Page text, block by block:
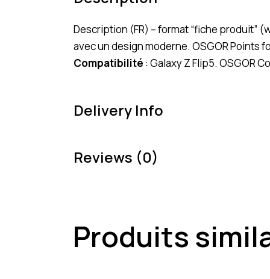
Description (FR) – format “fiche produit”
avec un design moderne. OSGOR Points
Compatibilité : Galaxy Z Flip5. OSGOR
Delivery Info
Reviews (0)
Produits